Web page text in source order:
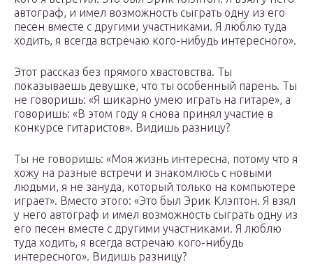
автограф, и имел возможность сыграть одну из его
песен вместе с другими участниками. Я люблю туда
ходить, я всегда встречаю кого-нибудь интересного».
Этот рассказ без прямого хвастовства. Ты
показываешь девушке, что ты особенный парень. Ты
не говоришь: «Я шикарно умею играть на гитаре», а
говоришь: «В этом году я снова принял участие в
конкурсе гитаристов». Видишь разницу?
Ты не говоришь: «Моя жизнь интересна, потому что я
хожу на разные встречи и знакомлюсь с новыми
людьми, я не зануда, который только на компьютере
играет». Вместо этого: «Это был Эрик Клэптон. Я взял
у него автограф и имел возможность сыграть одну из
его песен вместе с другими участниками. Я люблю
туда ходить, я всегда встречаю кого-нибудь
интересного». Видишь разницу?